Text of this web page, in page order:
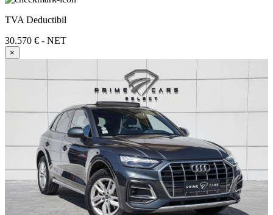
TVA Deductibil
30.570 € - NET
×